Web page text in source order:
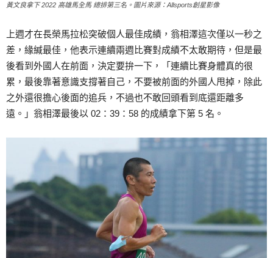
黃文良拿下 2022 高雄馬全馬 總排第三名。圖片來源：Allsports創星影像
上週才在長榮馬拉松突破個人最佳成績，翁相澤這次僅以一秒之
差，緣緘最佳，他表示連續兩週比賽對成績不太敢期待，但是最
後看到外國人在前面，決定要拚一下，「連續比賽身體真的很
累，最後靠著意識支撐著自己，不要被前面的外國人甩掉，除此
之外還很擔心後面的追兵，不過也不敢回頭看到底還距離多
遠。」翁相澤最後以 02：39：58 的成績拿下第 5 名。